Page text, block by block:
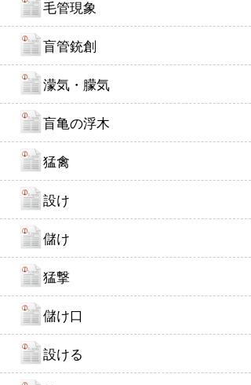
毛管現象
盲管銃創
濛気・朦気
盲亀の浮木
猛禽
設け
儲け
猛撃
儲け口
設ける